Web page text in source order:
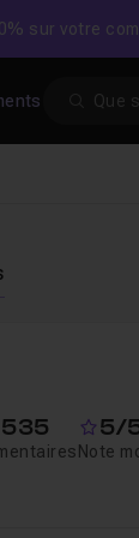
sur votre
5/
Note